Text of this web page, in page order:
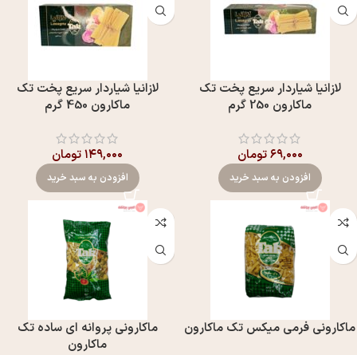
لازانیا شیاردار سریع پخت تک
ماکارون 250 گرم
۶۹,۰۰۰تومان
افزودن به سبد خرید
لازانیا شیاردار سریع پخت تک
ماکارون 450 گرم
۱۴۹,۰۰۰تومان
افزودن به سبد خرید
ماکارونی فرمی میکس تک ماکارون
ماکارونی پروانه ای ساده تک
ماکارون